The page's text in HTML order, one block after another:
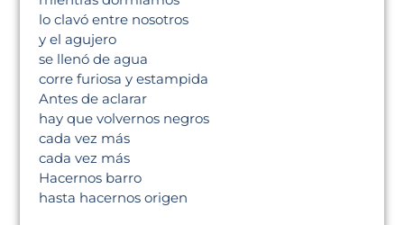
lo clavó entre nosotros
y el agujero
se llenó de agua
corre furiosa y estampida
Antes de aclarar
hay que volvernos negros
cada vez más
cada vez más
Hacernos barro
hasta hacernos origen